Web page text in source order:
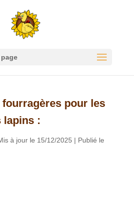
pour les
lapins :
à jour le 15/12/2025 | Publié le